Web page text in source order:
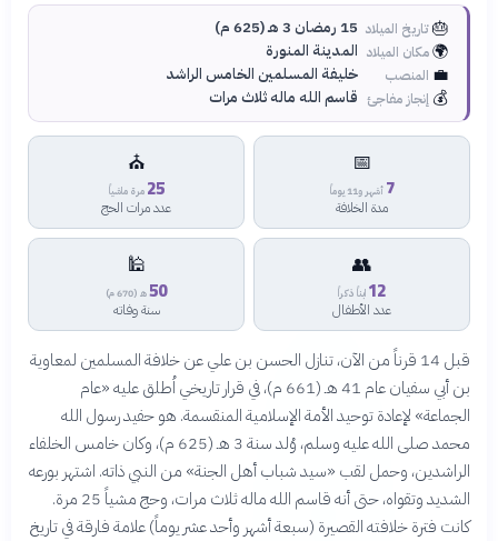
🎂تاريخ الميلاد 15 رمضان 3 هـ (625 م)
🌍مكان الميلاد المدينة المنورة
💼 المنصب خليفة المسلمين الخامس الراشد
💰 إنجاز مفاجئ قاسم الله ماله ثلاث مرات
📅
7 أشهر و11 يوماً
مدة الخلافة
⛪
25 مرة ماشياً
عدد مرات الحج
👥
12 ابناً ذكراً
عدد الأطفال
🕌
50هـ (670 م)
سنة وفاته
قبل 14 قرناً من الآن، تنازل الحسن بن علي عن خلافة المسلمين لمعاوية
بن أبي سفيان عام 41 هـ (661 م)، في قرار تاريخي اُطلق عليه «عام
الجماعة» لإعادة توحيد الأمة الإسلامية المنقسمة. هو حفيد رسول الله
محمد صلى الله عليه وسلم، وُلد سنة 3 هـ (625 م)، وكان خامس الخلفاء
الراشدين، وحمل لقب «سيد شباب أهل الجنة» من النبي ذاته. اشتهر بورعه
الشديد وتقواه، حتى أنه قاسم الله ماله ثلاث مرات، وحج مشياً 25 مرة.
كانت فترة خلافته القصيرة (سبعة أشهر وأحد عشر يوماً) علامة فارقة في تاريخ